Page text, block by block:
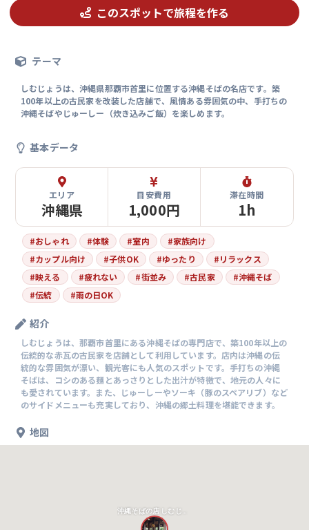
このスポットで旅程を作る
テーマ
しむじょうは、沖縄県那覇市首里に位置する沖縄そばの名店です。築
100年以上の古民家を改装した店舗で、風情ある雰囲気の中、手打ちの
沖縄そばやじゅーしー（炊き込みご飯）を楽しめます。
基本データ
エリア
沖縄県
目安費用
1,000円
滞在時間
1h
#おしゃれ #体験 #室内 #家族向け
#カップル向け #子供OK #ゆったり #リラックス
#映える #疲れない #街並み #古民家 #沖縄そば
#伝統 #雨の日OK
紹介
しむじょうは、那覇市首里にある沖縄そばの専門店で、築100年以上の
伝統的な赤瓦の古民家を店舗として利用しています。店内は沖縄の伝
統的な雰囲気が漂い、観光客にも人気のスポットです。手打ちの沖縄
そばは、コシのある麺とあっさりとした出汁が特徴で、地元の人々に
も愛されています。また、じゅーしーやソーキ（豚のスペアリブ）など
のサイドメニューも充実しており、沖縄の郷土料理を堪能できます。
地図
沖縄そばの店 しむじょう